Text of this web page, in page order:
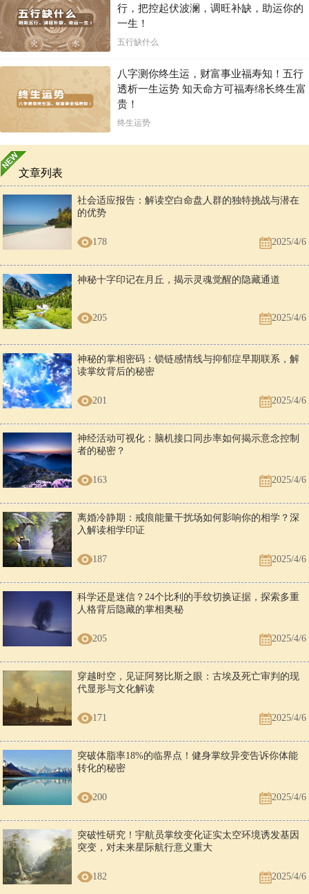
行，把控起伏波澜，调旺补缺，助运你的
一生！
五行缺什么
八字测你终生运，财富事业福寿知！五行
透析一生运势 知天命方可福寿绵长终生富
贵！
终生运势
文章列表
社会适应报告：解读空白命盘人群的独特挑战与潜在
的优势
178 2025/4/6
神秘十字印记在月丘，揭示灵魂觉醒的隐藏通道
205 2025/4/6
神秘的掌相密码：锁链感情线与抑郁症早期联系，解
读掌纹背后的秘密
201 2025/4/6
神经活动可视化：脑机接口同步率如何揭示意念控制
者的秘密？
163 2025/4/6
离婚冷静期：戒痕能量干扰场如何影响你的相学？深
入解读相学印证
187 2025/4/6
科学还是迷信？24个比利的手纹切换证据，探索多重
人格背后隐藏的掌相奥秘
205 2025/4/6
穿越时空，见证阿努比斯之眼：古埃及死亡审判的现
代显形与文化解读
171 2025/4/6
突破体脂率18%的临界点！健身掌纹异变告诉你体能
转化的秘密
200 2025/4/6
突破性研究！宇航员掌纹变化证实太空环境诱发基因
突变，对未来星际航行意义重大
182 2025/4/6